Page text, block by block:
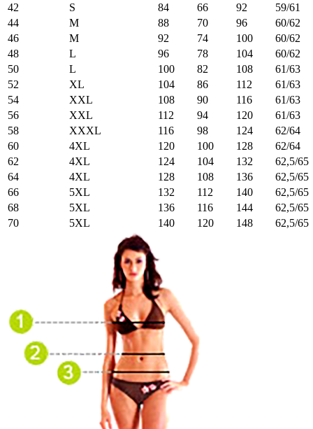
42
S 84 66 92
59/61
44
M 88 70 96
60/62
46
M 92 74 100
60/62
48
L 96 78 104
60/62
50
L 100 82 108
61/63
52
XL 104 86 112
61/63
54
XXL 108 90 116
61/63
56
XXL 112 94 120
61/63
58
XXXL 116 98 124
62/64
60
4XL 120 100 128
62/64
62
4XL 124 104 132
62,5/65
64
4XL 128 108 136
62,5/65
66
5XL 132 112 140
62,5/65
68
5XL 136 116 144
62,5/65
70
5XL 140 120 148 62,5/65